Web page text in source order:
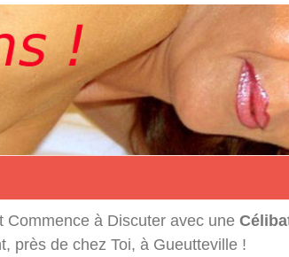
Commence à Discuter avec une
près de chez Toi, à Gueutteville !